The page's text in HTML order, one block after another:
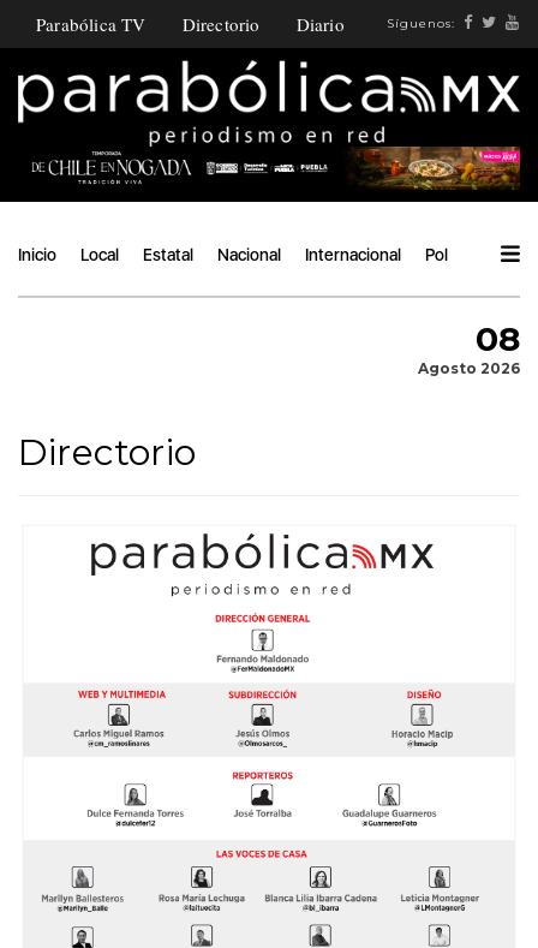
Parabólica TV Directorio Diario Síguenos:
Inicio Local Estatal Nacional Internacional Política
08
Agosto 2026
Directorio